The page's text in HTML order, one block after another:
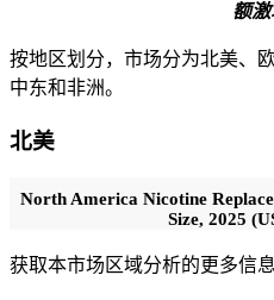
额
按地区划分，市场分为北美、
中东和非洲。
北美
North America Nicotine
Size, 2025
获取本市场区域分析的更多信